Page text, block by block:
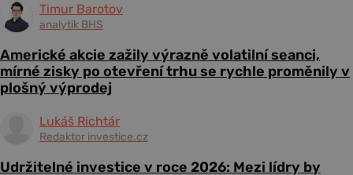
Timur Barotov
analytik BHS
Americké akcie zažily výrazně volatilní seanci,
mírné zisky po otevření trhu se rychle proměnily v
plošný výprodej
Lukáš Richtár
Redaktor investice.cz
Udržitelné investice v roce 2026: Mezi lídry by